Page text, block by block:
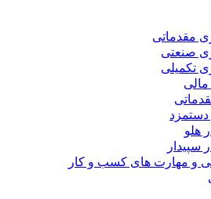
مقدماتی
صنعتی
تکمیلی
هلو
سپیدار
و مهارت های کسب و کار